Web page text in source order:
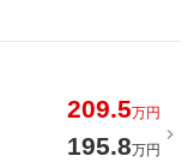
209.5万円
195.8万円